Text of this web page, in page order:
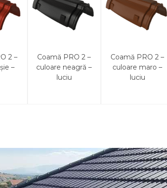
2 –
–
Coamă PRO 2 –
culoare neagră –
luciu
Coamă PRO 2 –
culoare maro –
luciu